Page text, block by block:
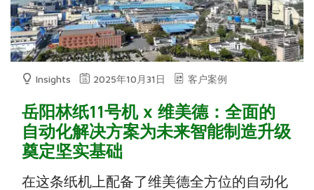
Insights 2025年10月31日 客户案例
岳阳林纸11号机 x 维美德：全面的
自动化解决方案为未来智能制造升级
奠定坚实基础
在这条纸机上配备了维美德全方位的自动化